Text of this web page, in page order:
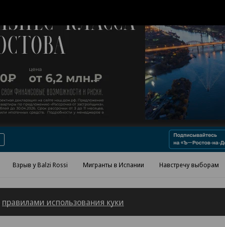
Реклама в «Ъ» www.kommersant.ru/ad
Взрыв у Balzi Rossi Мигранты в Испании Навстречу выборам
правилами использования куки